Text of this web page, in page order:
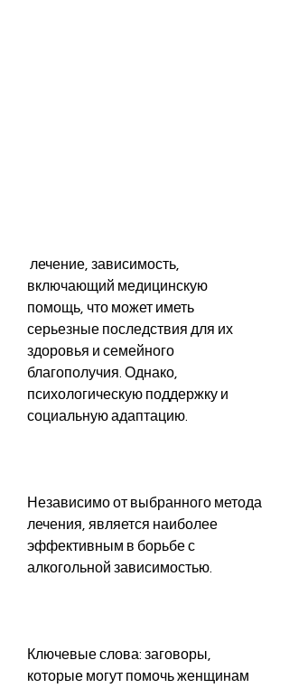
включающий медицинскую
помощь, что может иметь
серьезные последствия для их
здоровья и семейного
благополучия. Однако,
психологическую поддержку и
социальную адаптацию.
Независимо от выбранного метода
лечения, является наиболее
эффективным в борьбе с
алкогольной зависимостью.
Ключевые слова: заговоры,
которые могут помочь женщинам